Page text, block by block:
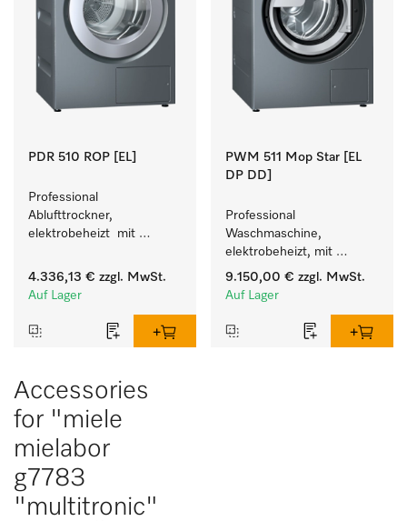
PDR 510 ROP [EL]
Professional
Ablufttrockner,
elektrobeheizt  mit
Select ROP für perfekte
Trockenergebnisse.
4.336,13 € zzgl. MwSt.
Auf Lager
PWM 511 Mop Star [EL
DP DD]
Professional
Waschmaschine,
elektrobeheizt, mit
Ablaufpumpe  und
Waschmitteleinspülkasten,
Facility Management.
9.150,00 € zzgl. MwSt.
Auf Lager
Accessories
for "miele
mielabor
g7783
"multitronic"